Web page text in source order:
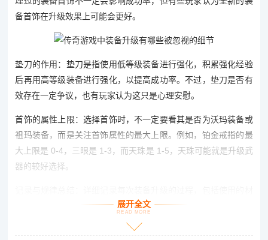
备首饰在升级效果上可能会更好。
垫刀的作用：垫刀是指使用低等级装备进行强化，积累强化经验
后再用高等级装备进行强化，以提高成功率。不过，垫刀是否有
效存在一定争议，也有玩家认为这只是心理安慰。
首饰的属性上限：选择首饰时，不一定要看其是否为沃玛装备或
祖玛装备，而是关注首饰属性的最大上限。例如，铂金戒指的最
大上限是 0-4，三眼是 1-3，而天珠是 1-5，天珠可能就是升级武
器的较好选择。
料、时间等，有助于发现潜在的规律。虽然规律并非绝对，但可
展开全文
READ MORE